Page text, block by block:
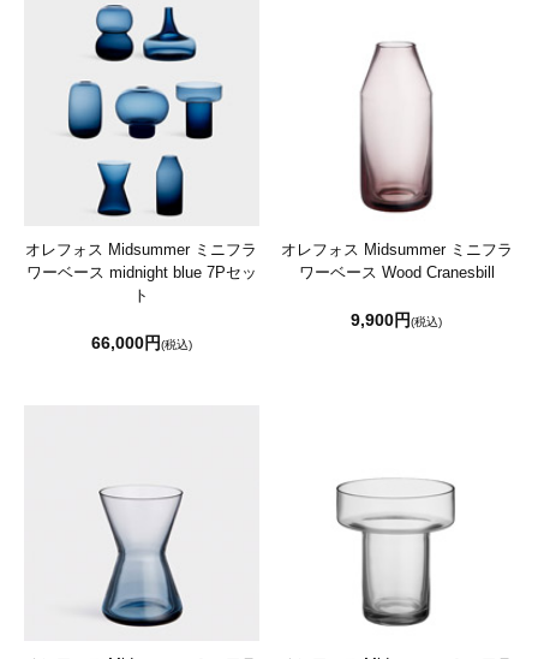
オレフォス Midsummer ミニフラ
ワーベース midnight blue 7Pセッ
ト
66,000円(税込)
オレフォス Midsummer ミニフラ
ワーベース Wood Cranesbill
9,900円(税込)